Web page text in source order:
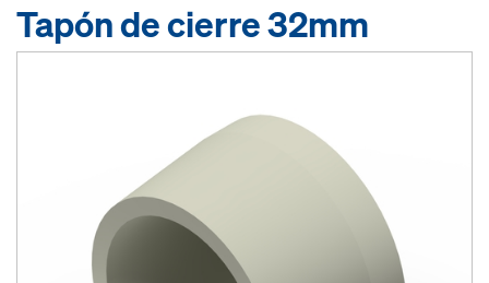
Tapón de cierre 32mm